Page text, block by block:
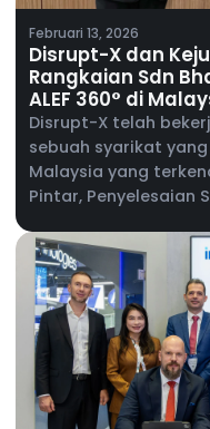
Februari 13, 2026
Disrupt-X dan
Rangkaian Sdn
ALEF 360° di
bangunan
Disrupt-X telah
sebuah syarikat
Malaysia yang
Pintar, Penyelesaian
untuk melancarkan
bersepadunya untuk
operasi kemudahan,